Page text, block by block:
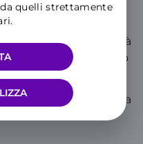
quelli strettamente
dal DPR
delle responsabilità
DPR 445/2000 in caso
che…
documenti la richiesta